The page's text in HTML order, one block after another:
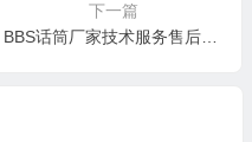
下一篇
BBS话筒厂家技术服务售后电话